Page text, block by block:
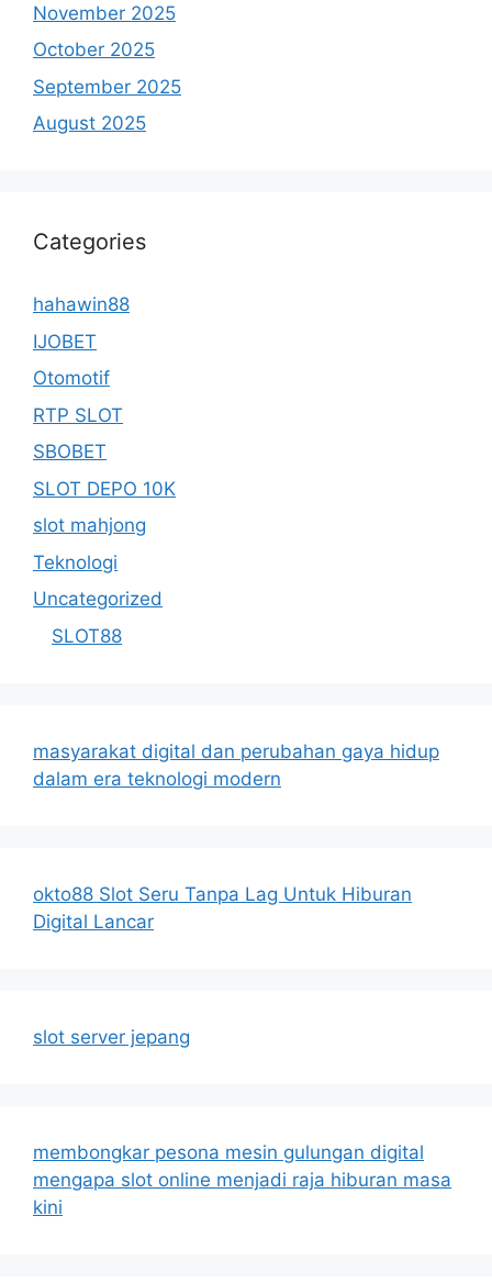
November 2025
October 2025
September 2025
August 2025
Categories
hahawin88
IJOBET
Otomotif
RTP SLOT
SBOBET
SLOT DEPO 10K
slot mahjong
Teknologi
Uncategorized
SLOT88
masyarakat digital dan perubahan gaya hidup
dalam era teknologi modern
okto88 Slot Seru Tanpa Lag Untuk Hiburan
Digital Lancar
slot server jepang
membongkar pesona mesin gulungan digital
mengapa slot online menjadi raja hiburan masa
kini